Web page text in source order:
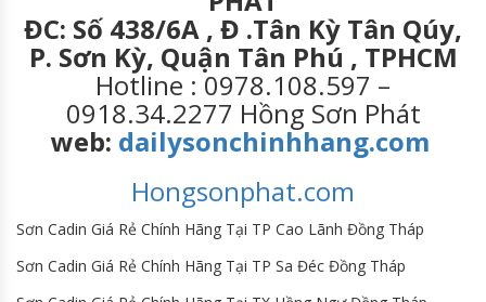
ĐC: Số 438/6A , Đ .Tân Kỳ Tân Qúy,
P. Sơn Kỳ, Quận Tân Phú , TPHCM
Hotline : 0978.108.597 –
0918.34.2277 Hồng Sơn Phát
web: dailysonchinhhang.com
Hongsonphat.com
Sơn Cadin Giá Rẻ Chính Hãng Tại TP Cao Lãnh Đồng Tháp
Sơn Cadin Giá Rẻ Chính Hãng Tại TP Sa Đéc Đồng Tháp